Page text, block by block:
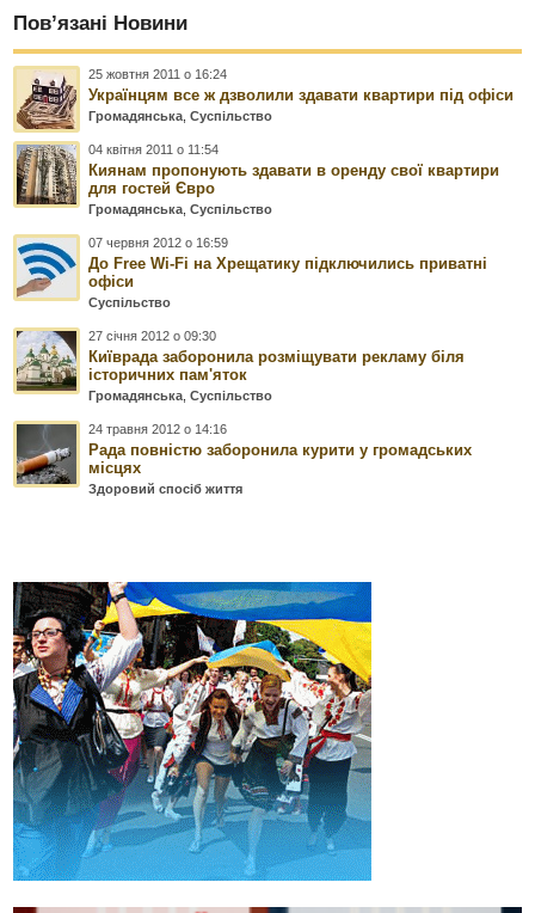
Пов’язані Новини
25 жовтня 2011 о 16:24
Українцям все ж дзволили здавати квартири під офіси
Громадянська ,Суспільство
04 квітня 2011 о 11:54
Киянам пропонують здавати в оренду свої квартири
для гостей Євро
Громадянська ,Суспільство
07 червня 2012 о 16:59
До Free Wi-Fi на Хрещатику підключились приватні
офіси
Суспільство
27 січня 2012 о 09:30
Київрада заборонила розміщувати рекламу біля
історичних пам'яток
Громадянська ,Суспільство
24 травня 2012 о 14:16
Рада повністю заборонила курити у громадських
місцях
Здоровий спосіб життя